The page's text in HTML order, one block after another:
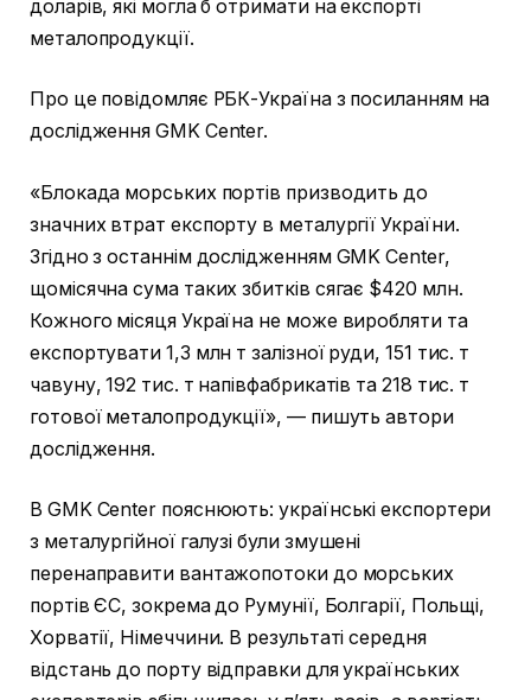
доларів, які могла б отримати на експорті
металопродукції.
Про це повідомляє РБК-Україна з посиланням на
дослідження GMK Center.
«Блокада морських портів призводить до
значних втрат експорту в металургії України.
Згідно з останнім дослідженням GMK Center,
щомісячна сума таких збитків сягає $420 млн.
Кожного місяця Україна не може виробляти та
експортувати 1,3 млн т залізної руди, 151 тис. т
чавуну, 192 тис. т напівфабрикатів та 218 тис. т
готової металопродукції», — пишуть автори
дослідження.
В GMK Center пояснюють: українські експортери
з металургійної галузі були змушені
перенаправити вантажопотоки до морських
портів ЄС, зокрема до Румунії, Болгарії, Польщі,
Хорватії, Німеччини. В результаті середня
відстань до порту відправки для українських